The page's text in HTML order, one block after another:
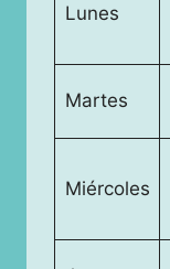
Lunes
Martes
Miércoles